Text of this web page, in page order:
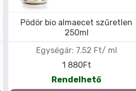
Egységár: 7.52 Ft/ ml
Pödör bio almaecet szűretlen
250ml
1 880Ft
Rendelhető